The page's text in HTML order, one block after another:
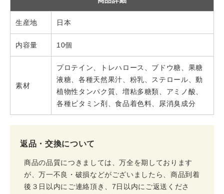
生産地 日本
内容量 10個
素材
プロテイン、トレハロース、ブドウ糖、果糖
液糖、各種天然果汁、粉乳、ステロール、動
植物性タンパク質、増粘多糖類、アミノ酸、
各種ビタミン剤、食品着色料、尿消臭成分
返品・交換について
商品の品質につきましては、万全を期しております
が、万一不良・破損などがございましたら、商品到着
後３日以内にご連絡頂き、7日以内にご返送くださ